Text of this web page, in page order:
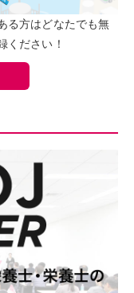
る方はどなたでも無
ください！